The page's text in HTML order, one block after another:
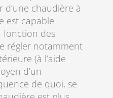
chaudière à
est capable
fonction des
régler notamment
(à l’aide
d’un
de quoi, se